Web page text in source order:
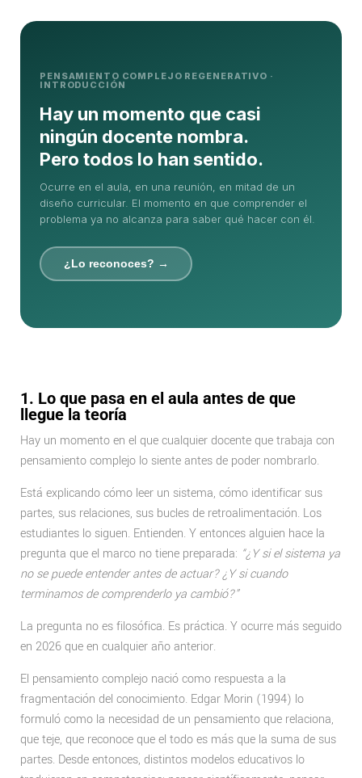
Reconocimiento
situado:
momento
que
este
artículo
nombra
PENSAMIENTO COMPLEJO REGENERATIVO ·
INTRODUCCIÓN
Hay un momento que casi
ningún docente nombra.
Pero todos lo han sentido.
Ocurre en el aula, en una reunión, en mitad de un
diseño curricular. El momento en que comprender el
problema ya no alcanza para saber qué hacer con él.
¿Lo reconoces? →
1. Lo que pasa en el aula antes de que
llegue la teoría
Hay un momento en el que cualquier docente que trabaja con
pensamiento complejo lo siente antes de poder nombrarlo.
Está explicando cómo leer un sistema, cómo identificar sus
partes, sus relaciones, sus bucles de retroalimentación. Los
estudiantes lo siguen. Entienden. Y entonces alguien hace la
pregunta que el marco no tiene preparada: “¿Y si el sistema ya
no se puede entender antes de actuar? ¿Y si cuando
terminamos de comprenderlo ya cambió?”
La pregunta no es filosófica. Es práctica. Y ocurre más seguido
en 2026 que en cualquier año anterior.
El pensamiento complejo nació como respuesta a la
fragmentación del conocimiento. Edgar Morin (1994) lo
formuló como la necesidad de un pensamiento que relaciona,
que teje, que reconoce que el todo es más que la suma de sus
partes. Desde entonces, distintos modelos educativos lo